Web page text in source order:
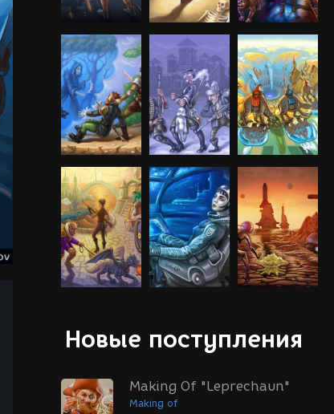
Новые поступления
Making Of "Leprechaun"
Making of